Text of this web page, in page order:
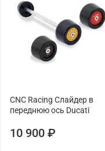
CNC Racing Слайдер в
переднюю ось Ducati
10 900 ₽